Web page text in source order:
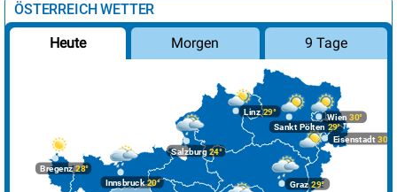
ÖSTERREICH WETTER
Heute Morgen 9 Tage
Bregenz28°
Graz29°
Innsbruck20°
Linz29°
Salzburg24°
Wien 30°
Eisenstadt 30°
Sankt Pölten 29°